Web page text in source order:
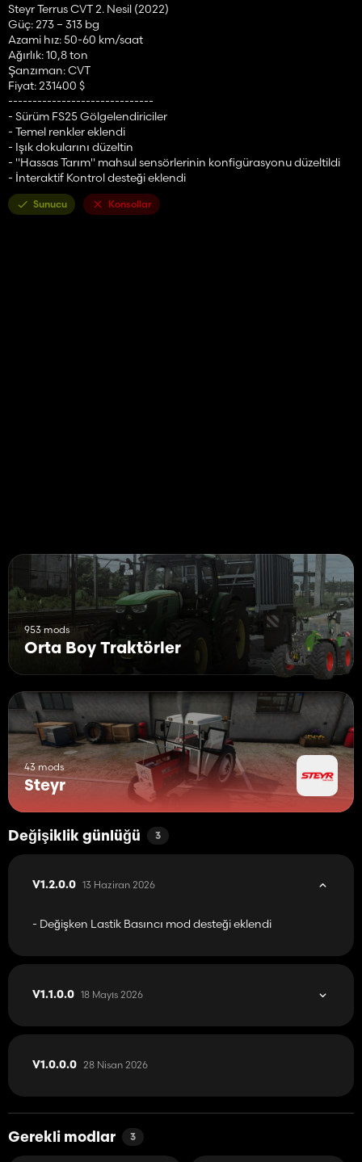
Steyr Terrus CVT 2. Nesil (2022)
Güç: 273 – 313 bg
Azami hız: 50-60 km/saat
Ağırlık: 10,8 ton
Şanzıman: CVT
Fiyat: 231400 $
------------------------------
- Sürüm FS25 Gölgelendiriciler
- Temel renkler eklendi
- Işık dokularını düzeltin
- "Hassas Tarım" mahsul sensörlerinin konfigürasyonu düzeltildi
- İnteraktif Kontrol desteği eklendi
Sunucu Konsollar
953 mods
Orta Boy Traktörler
43 mods
Steyr
Değişiklik günlüğü 3
V1.2.0.0 13 Haziran 2026
- Değişken Lastik Basıncı mod desteği eklendi
V1.1.0.0 18 Mayıs 2026
V1.0.0.0 28 Nisan 2026
Gerekli modlar 3